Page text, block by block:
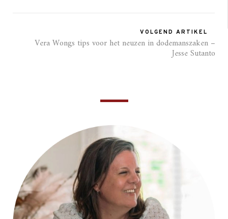
VOLGEND ARTIKEL
Vera Wongs tips voor het neuzen in dodemanszaken –
Jesse Sutanto